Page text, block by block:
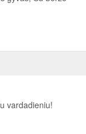
vardadieniu!